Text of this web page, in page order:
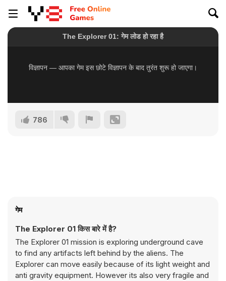
786
गेम
The Explorer 01 किस बारे में है?
The Explorer 01 mission is exploring underground cave
to find any artifacts left behind by the aliens. The
Explorer can move easily because of its light weight and
anti gravity equipment. However its also very fragile and